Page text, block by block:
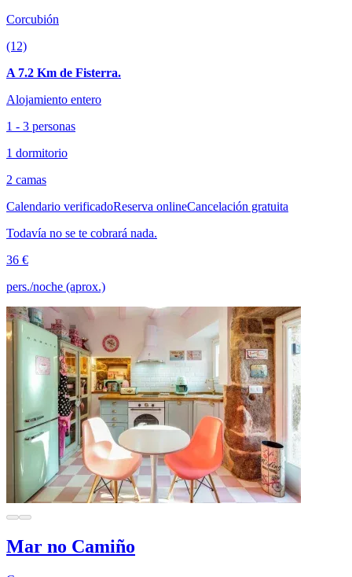
Corcubión
(12)
A 7.2 Km de Fisterra.
Alojamiento entero
1 - 3 personas
1 dormitorio
2 camas
Calendario verificadoReserva onlineCancelación gratuita
Todavía no se te cobrará nada.
36 €
pers./noche (aprox.)
Mar no Camiño